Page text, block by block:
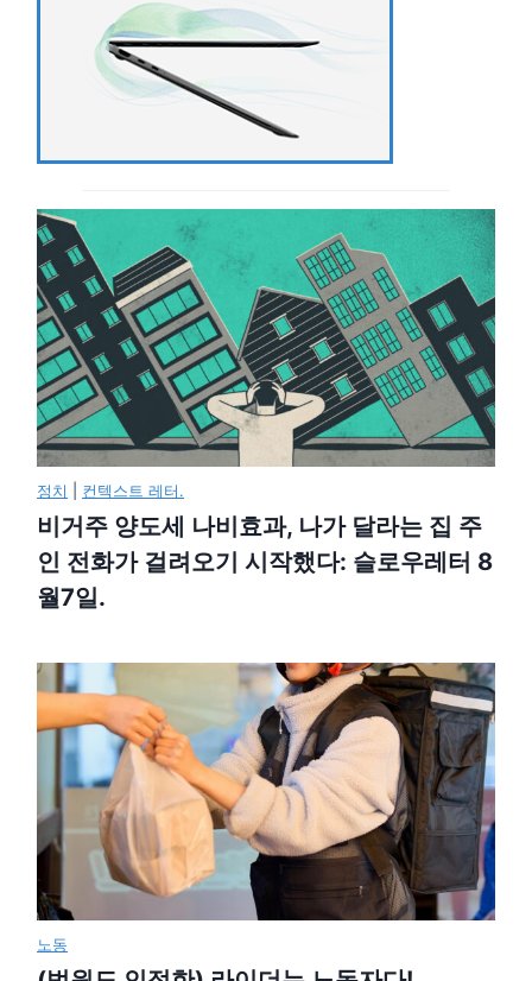
정치 컨텍스트 레터.
비거주 양도세 나비효과, 나가 달라는 집 주
인 전화가 걸려오기 시작했다: 슬로우레터 8
월7일.
노동